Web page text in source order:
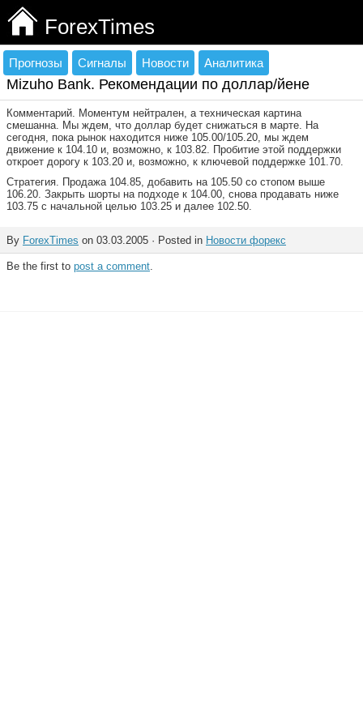
ForexTimes
Прогнозы Сигналы Новости Аналитика
Mizuho Bank. Рекомендации по доллар/йене
Комментарий. Моментум нейтрален, а техническая картина
смешанна. Мы ждем, что доллар будет снижаться в марте. На
сегодня, пока рынок находится ниже 105.00/105.20, мы ждем
движение к 104.10 и, возможно, к 103.82. Пробитие этой поддержки
откроет дорогу к 103.20 и, возможно, к ключевой поддержке 101.70.
Стратегия. Продажа 104.85, добавить на 105.50 со стопом выше
106.20. Закрыть шорты на подходе к 104.00, снова продавать ниже
103.75 с начальной целью 103.25 и далее 102.50.
By ForexTimes on 03.03.2005 · Posted in Новости форекс
Be the first to post a comment.